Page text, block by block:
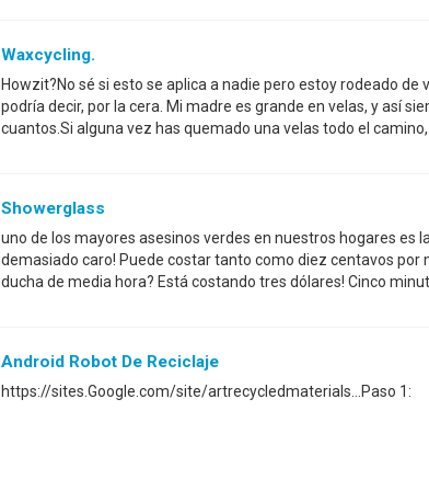
Waxcycling.
Howzit?No sé si esto se aplica a nadie pero estoy rodeado de
podría decir, por la cera. Mi madre es grande en velas, y así
cuantos.Si alguna vez has quemado una velas todo el
Showerglass
uno de los mayores asesinos verdes en nuestros hogares es
demasiado caro! Puede costar tanto como diez centavos por
ducha de media hora? Está costando tres dólares! Cinco
Android Robot De Reciclaje
https://sites.Google.com/site/artrecycledmaterials...Paso 1: